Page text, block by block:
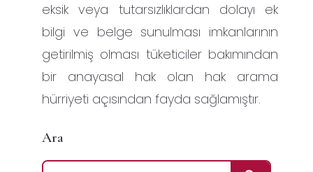
eksik veya tutarsızlıklardan dolayı ek
bilgi ve belge sunulması imkanlarının
getirilmiş olması tüketiciler bakımından
bir anayasal hak olan hak arama
hürriyeti açısından fayda sağlamıştır.
Ara